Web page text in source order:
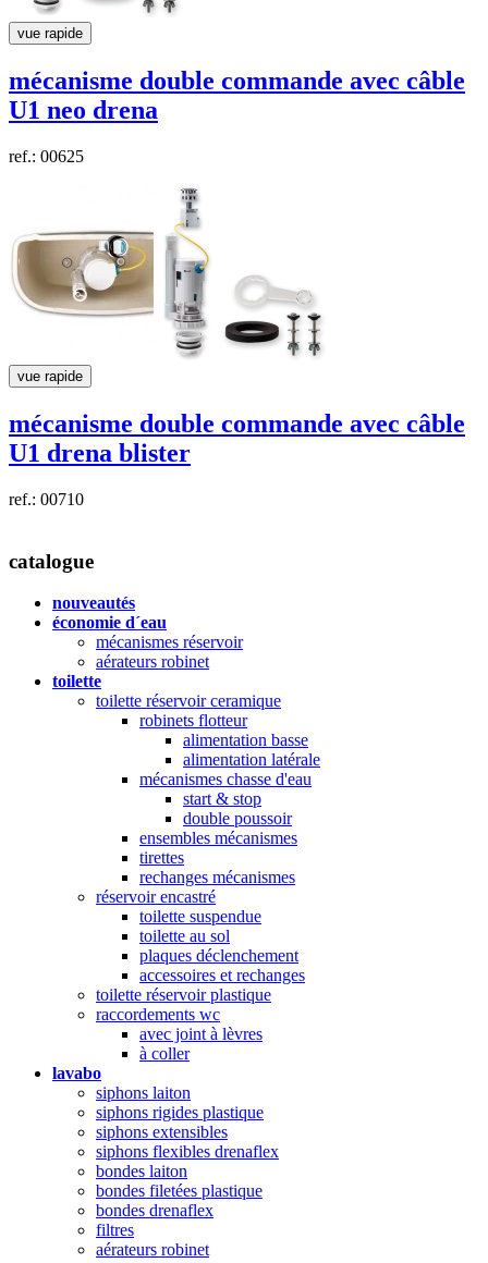
vue rapide
mécanisme double commande avec câble
U1 neo drena
ref.: 00625
vue rapide
mécanisme double commande avec câble
U1 drena blister
ref.: 00710
catalogue
nouveautés
économie d´eau
mécanismes réservoir
aérateurs robinet
toilette
toilette réservoir ceramique
robinets flotteur
alimentation basse
alimentation latérale
mécanismes chasse d'eau
start & stop
double poussoir
ensembles mécanismes
tirettes
rechanges mécanismes
réservoir encastré
toilette suspendue
toilette au sol
plaques déclenchement
accessoires et rechanges
toilette réservoir plastique
raccordements wc
avec joint à lèvres
à coller
lavabo
siphons laiton
siphons rigides plastique
siphons extensibles
siphons flexibles drenaflex
bondes laiton
bondes filetées plastique
bondes drenaflex
filtres
aérateurs robinet